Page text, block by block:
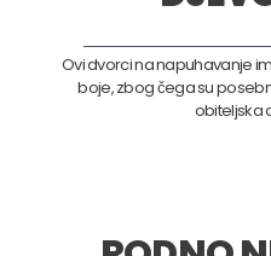
Ovi dvorci na napuhavanje
boje, zbog čega su
obiteljska